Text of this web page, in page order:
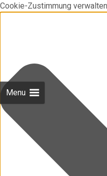
Cookie-Zustimmung verwalten
Menu